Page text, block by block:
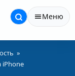
Меню
iPhone